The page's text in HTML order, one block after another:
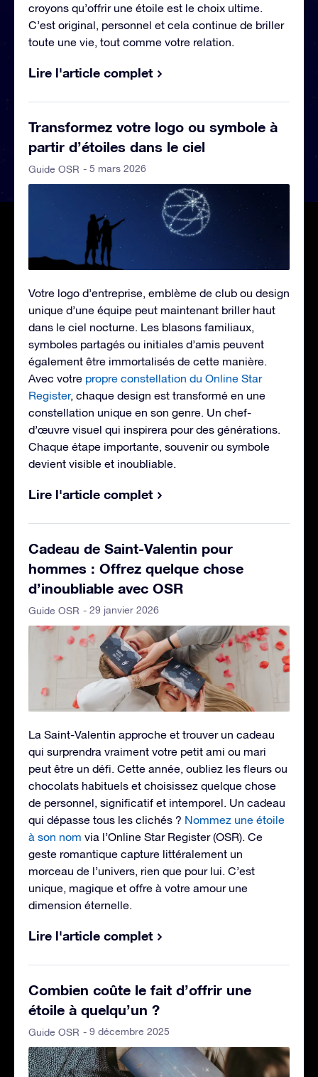
croyons qu’offrir une étoile est le choix ultime.
C’est original, personnel et cela continue de briller
toute une vie, tout comme votre relation.
Lire l'article complet
Transformez votre logo ou symbole à
partir d’étoiles dans le ciel
Guide OSR - 5 mars 2026
Votre logo d’entreprise, emblème de club ou design
unique d’une équipe peut maintenant briller haut
dans le ciel nocturne. Les blasons familiaux,
symboles partagés ou initiales d’amis peuvent
également être immortalisés de cette manière.
Avec votre propre constellation du Online Star
Register, chaque design est transformé en une
constellation unique en son genre. Un chef-
d’œuvre visuel qui inspirera pour des générations.
Chaque étape importante, souvenir ou symbole
devient visible et inoubliable.
Lire l'article complet
Cadeau de Saint-Valentin pour
hommes : Offrez quelque chose
d’inoubliable avec OSR
Guide OSR - 29 janvier 2026
La Saint-Valentin approche et trouver un cadeau
qui surprendra vraiment votre petit ami ou mari
peut être un défi. Cette année, oubliez les fleurs ou
chocolats habituels et choisissez quelque chose
de personnel, significatif et intemporel. Un cadeau
qui dépasse tous les clichés ? Nommez une étoile
à son nom via l’Online Star Register (OSR). Ce
geste romantique capture littéralement un
morceau de l’univers, rien que pour lui. C’est
unique, magique et offre à votre amour une
dimension éternelle.
Lire l'article complet
Combien coûte le fait d’offrir une
étoile à quelqu’un ?
Guide OSR - 9 décembre 2025